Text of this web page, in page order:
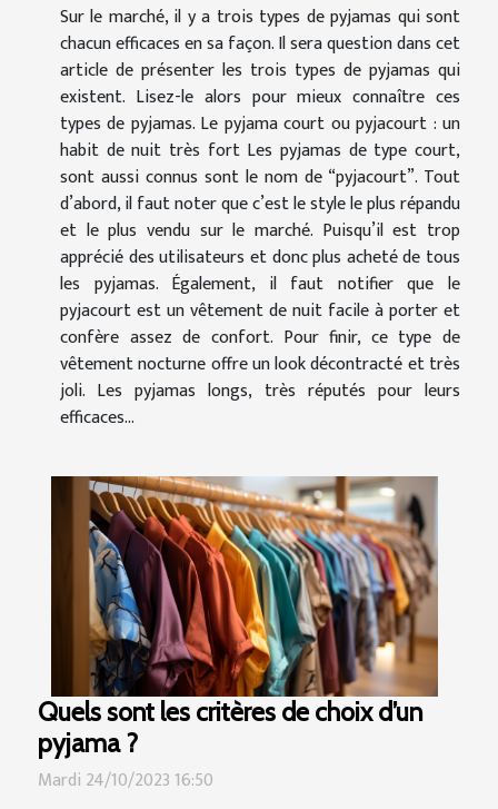
Sur le marché, il y a trois types de pyjamas qui sont
chacun efficaces en sa façon. Il sera question dans cet
article de présenter les trois types de pyjamas qui
existent. Lisez-le alors pour mieux connaître ces
types de pyjamas. Le pyjama court ou pyjacourt : un
habit de nuit très fort Les pyjamas de type court,
sont aussi connus sont le nom de “pyjacourt”. Tout
d’abord, il faut noter que c’est le style le plus répandu
et le plus vendu sur le marché. Puisqu’il est trop
apprécié des utilisateurs et donc plus acheté de tous
les pyjamas. Également, il faut notifier que le
pyjacourt est un vêtement de nuit facile à porter et
confère assez de confort. Pour finir, ce type de
vêtement nocturne offre un look décontracté et très
joli. Les pyjamas longs, très réputés pour leurs
efficaces...
Quels sont les critères de choix d’un
pyjama ?
Mardi 24/10/2023 16:50